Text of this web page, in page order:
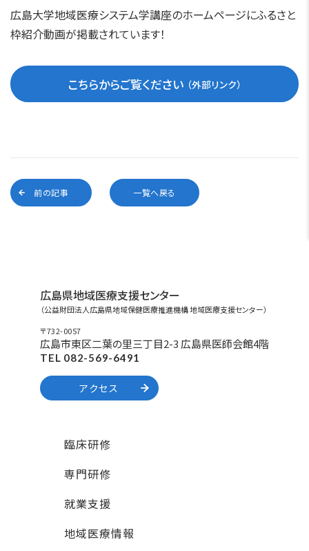
広島大学地域医療システム学講座のホームページにふるさと
枠紹介動画が掲載されています！
こちらからご覧ください
前の記事 一覧へ戻る
広島県地域医療支援センター
（公益財団法人広島県地域保健医療推進機構 地域医療支援センター）
〒732-0057
広島市東区二葉の里三丁目2-3 広島県医師会館4階
TEL 082-569-6491
アクセス
臨床研修
専門研修
就業支援
地域医療情報